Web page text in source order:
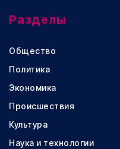
Разделы
Общество
Политика
Экономика
Происшествия
Культура
Наука и технологии